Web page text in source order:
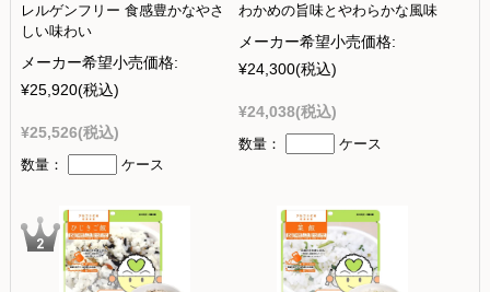
レルゲンフリー 食感豊かなやさ
しい味わい
メーカー希望小売価格:
¥25,920(税込)
¥25,526(税込)
数量： ケース
わかめの旨味とやわらかな風味
メーカー希望小売価格:
¥24,300(税込)
¥24,038(税込)
数量： ケース